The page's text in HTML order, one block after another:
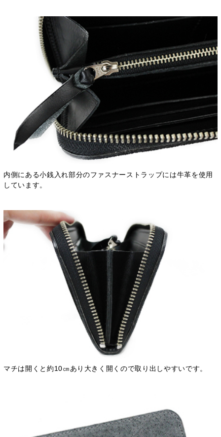
内側にある小銭入れ部分のファスナーストラップには牛革を使用
しています。
マチは開くと約10㎝あり大きく開くので取り出しやすいです。